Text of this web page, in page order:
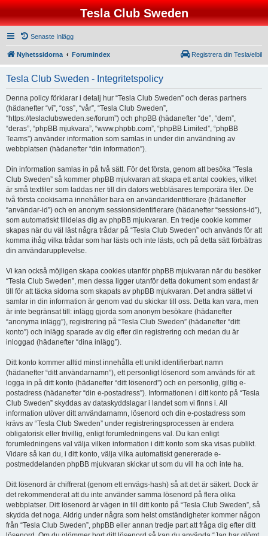
Tesla Club Sweden
Senaste Inlägg
Nyhetssidorna Forumindex Registrera din Tesla/elbil
Tesla Club Sweden - Integritetspolicy
Denna policy förklarar i detalj hur “Tesla Club Sweden” och deras partners
(hädanefter “vi”, “oss”, “vår”, “Tesla Club Sweden”,
“https://teslaclubsweden.se/forum”) och phpBB (hädanefter “de”, “dem”,
“deras”, “phpBB mjukvara”, “www.phpbb.com”, “phpBB Limited”, “phpBB
Teams”) använder information som samlas in under din användning av
webbplatsen (hädanefter “din information”).
Din information samlas in på två sätt. För det första, genom att besöka “Tesla
Club Sweden” så kommer phpBB mjukvaran att skapa ett antal cookies, vilket
är små textfiler som laddas ner till din dators webbläsares temporära filer. De
två första cookisarna innehåller bara en användaridentifierare (hädanefter
“användar-id”) och en anonym sessionsidentifierare (hädanefter “sessions-id”),
som automatiskt tilldelas dig av phpBB mjukvaran. En tredje cookie kommer
skapas när du väl läst några trådar på “Tesla Club Sweden” och används för att
komma ihåg vilka trådar som har lästs och inte lästs, och på detta sätt förbättras
din användarupplevelse.
Vi kan också möjligen skapa cookies utanför phpBB mjukvaran när du besöker
“Tesla Club Sweden”, men dessa ligger utanför detta dokument som endast är
till för att täcka sidorna som skapats av phpBB mjukvaran. Det andra sättet vi
samlar in din information är genom vad du skickar till oss. Detta kan vara, men
är inte begränsat till: inlägg gjorda som anonym besökare (hädanefter
“anonyma inlägg”), registrering på “Tesla Club Sweden” (hädanefter “ditt
konto”) och inlägg sparade av dig efter din registrering och medan du är
inloggad (hädanefter “dina inlägg”).
Ditt konto kommer alltid minst innehålla ett unikt identifierbart namn
(hädanefter “ditt användarnamn”), ett personligt lösenord som används för att
logga in på ditt konto (hädanefter “ditt lösenord”) och en personlig, giltig e-
postadress (hädanefter “din e-postadress”). Informationen i ditt konto på “Tesla
Club Sweden” skyddas av dataskyddslagar i landet som vi finns i. All
information utöver ditt användarnamn, lösenord och din e-postadress som
krävs av “Tesla Club Sweden” under registreringsprocessen är endera
obligatorisk eller frivillig, enligt forumledningens val. Du kan enligt
forumledningens val välja vilken information i ditt konto som ska visas publikt.
Vidare så kan du, i ditt konto, välja vilka automatiskt genererade e-
postmeddelanden phpBB mjukvaran skickar ut som du vill ha och inte ha.
Ditt lösenord är chiffrerat (genom ett envägs-hash) så att det är säkert. Dock är
det rekommenderat att du inte använder samma lösenord på flera olika
webbplatser. Ditt lösenord är vägen in till ditt konto på “Tesla Club Sweden”, så
skydda det noga. Aldrig under några som helst omständigheter kommer någon
från “Tesla Club Sweden”, phpBB eller annan tredje part att fråga dig efter ditt